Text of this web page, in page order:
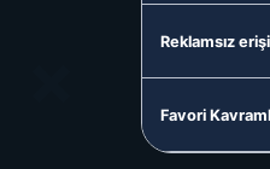
Reklamsız
Favori